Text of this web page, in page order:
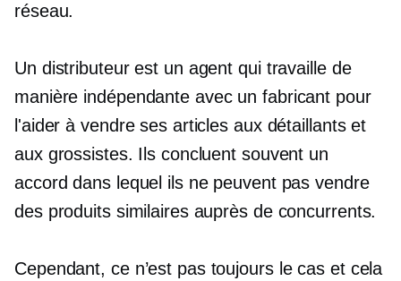
réseau.
Un distributeur est un agent qui travaille de
manière indépendante avec un fabricant pour
l'aider à vendre ses articles aux détaillants et
aux grossistes. Ils concluent souvent un
accord dans lequel ils ne peuvent pas vendre
des produits similaires auprès de concurrents.
Cependant, ce n’est pas toujours le cas et cela